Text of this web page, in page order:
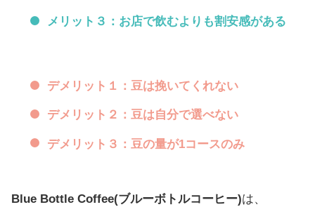
メリット３：お店で飲むよりも割安感がある
デメリット１：豆は挽いてくれない
デメリット２：豆は自分で選べない
デメリット３： 豆の量が1コースのみ
Blue Bottle Coffee(ブルーボトルコーヒー)は、